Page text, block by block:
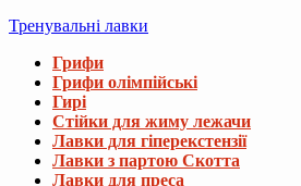
Тренувальні лавки
Грифи
Грифи олімпійські
Гирі
Стійки для жиму лежачи
Лавки для гіперекстензії
Лавки з партою Скотта
Лавки для преса